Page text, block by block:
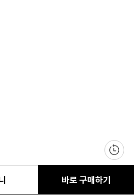
바로 구매하기